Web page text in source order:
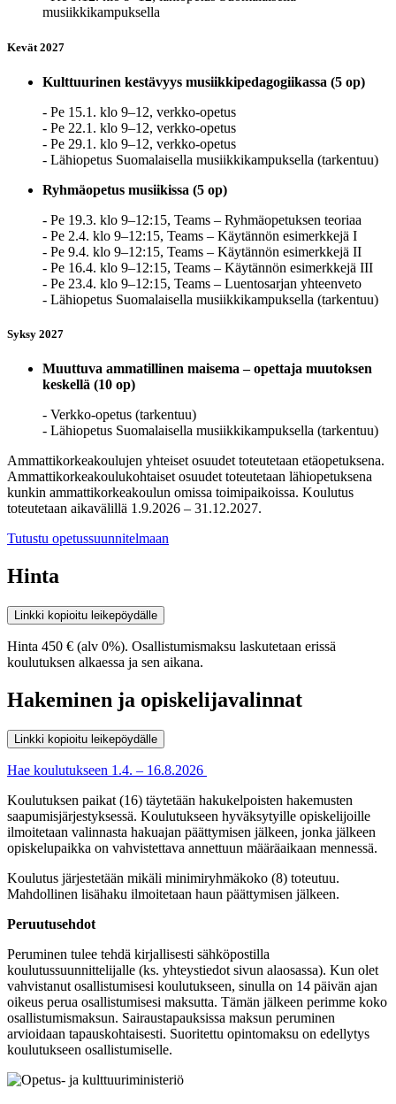
musiikkikampuksella
Kevät 2027
Kulttuurinen kestävyys musiikkipedagogiikassa (5 op)
- Pe 15.1. klo 9–12, verkko-opetus
- Pe 22.1. klo 9–12, verkko-opetus
- Pe 29.1. klo 9–12, verkko-opetus
- Lähiopetus Suomalaisella musiikkikampuksella (tarkentuu)
Ryhmäopetus musiikissa (5 op)
- Pe 19.3. klo 9–12:15, Teams – Ryhmäopetuksen teoriaa
- Pe 2.4. klo 9–12:15, Teams – Käytännön esimerkkejä I
- Pe 9.4. klo 9–12:15, Teams – Käytännön esimerkkejä II
- Pe 16.4. klo 9–12:15, Teams – Käytännön esimerkkejä III
- Pe 23.4. klo 9–12:15, Teams – Luentosarjan yhteenveto
- Lähiopetus Suomalaisella musiikkikampuksella (tarkentuu)
Syksy 2027
Muuttuva ammatillinen maisema – opettaja muutoksen
keskellä (10 op)
- Verkko-opetus (tarkentuu)
- Lähiopetus Suomalaisella musiikkikampuksella (tarkentuu)
Ammattikorkeakoulujen yhteiset osuudet toteutetaan etäopetuksena.
Ammattikorkeakoulukohtaiset osuudet toteutetaan lähiopetuksena
kunkin ammattikorkeakoulun omissa toimipaikoissa. Koulutus
toteutetaan aikavälillä 1.9.2026 – 31.12.2027.
Tutustu opetussuunnitelmaan
Hinta
Linkki kopioitu leikepöydälle
Hinta 450 € (alv 0%). Osallistumismaksu laskutetaan erissä
koulutuksen alkaessa ja sen aikana.
Hakeminen ja opiskelijavalinnat
Linkki kopioitu leikepöydälle
Hae koulutukseen 1.4. – 16.8.2026
Koulutuksen paikat (16) täytetään hakukelpoisten hakemusten
saapumisjärjestyksessä. Koulutukseen hyväksytyille opiskelijoille
ilmoitetaan valinnasta hakuajan päättymisen jälkeen, jonka jälkeen
opiskelupaikka on vahvistettava annettuun määräaikaan mennessä.
Koulutus järjestetään mikäli minimiryhmäkoko (8) toteutuu.
Mahdollinen lisähaku ilmoitetaan haun päättymisen jälkeen.
Peruutusehdot
Peruminen tulee tehdä kirjallisesti sähköpostilla
koulutussuunnittelijalle (ks. yhteystiedot sivun alaosassa). Kun olet
vahvistanut osallistumisesi koulutukseen, sinulla on 14 päivän ajan
oikeus perua osallistumisesi maksutta. Tämän jälkeen perimme koko
osallistumismaksun. Sairaustapauksissa maksun peruminen
arvioidaan tapauskohtaisesti. Suoritettu opintomaksu on edellytys
koulutukseen osallistumiselle.